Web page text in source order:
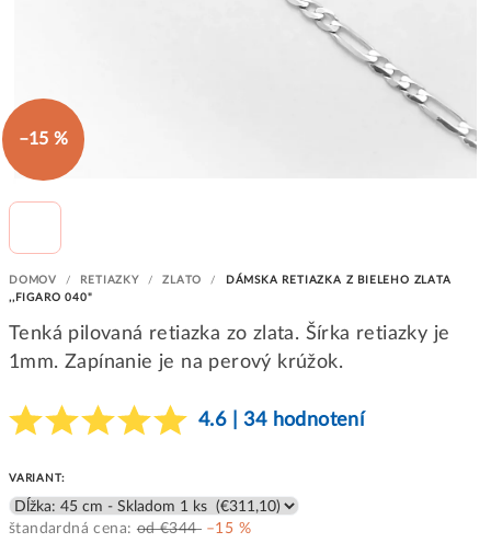
DOMOV / RETIAZKY / ZLATO /
DÁMSKA RETIAZKA Z BIELEHO ZLATA
,,FIGARO 040"
Tenká pilovaná retiazka zo zlata. Šírka retiazky je
1mm. Zapínanie je na perový krúžok.
4.6 | 34 hodnotení
VARIANT:
štandardná cena: od €344 –15 %
–15 %